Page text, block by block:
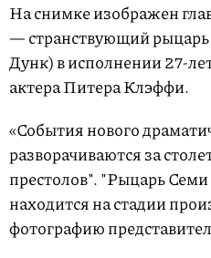
На снимке изображен
— странствующий
Дунк) в исполнении 27-
актера Питера Клэффи.
«События нового
разворачиваются за
престолов". "Рыцарь Семи
находится на стадии
фотографию